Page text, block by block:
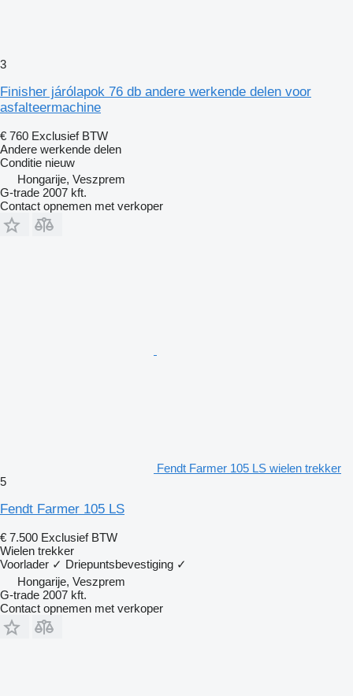
3
Finisher járólapok 76 db andere werkende delen voor
asfalteermachine
€ 760 Exclusief BTW
Andere werkende delen
Conditie nieuw
Hongarije, Veszprem
G-trade 2007 kft.
Contact opnemen met verkoper
Fendt Farmer 105 LS wielen trekker
5
Fendt Farmer 105 LS
€ 7.500 Exclusief BTW
Wielen trekker
Voorlader ✓ Driepuntsbevestiging ✓
Hongarije, Veszprem
G-trade 2007 kft.
Contact opnemen met verkoper